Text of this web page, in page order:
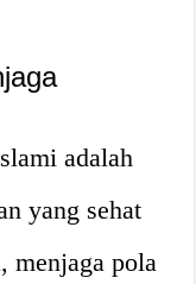
adalah
yang sehat
menjaga pola